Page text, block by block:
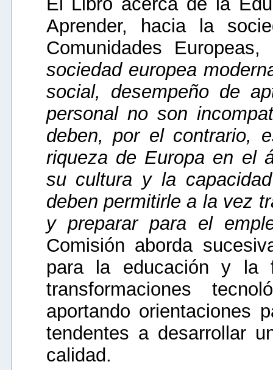
Aprender, hacia la
Comunidades
sociedad europea
social, desempeño de
personal no son
deben, por el contrario,
riqueza de Europa en el
su cultura y la
deben permitirle a la vez
y preparar para el
Comisión aborda
para la educación y la
transformaciones
aportando orientaciones
tendentes a desarrollar
calidad.